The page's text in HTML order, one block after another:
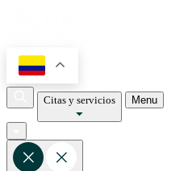
Citas y servicios Menu